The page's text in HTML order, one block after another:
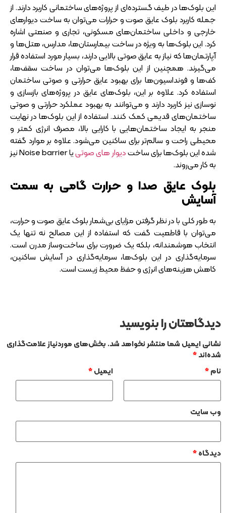
این بلوک‌ها در طیف گسترده‌ای از پروژه‌های ساختمانی کاربرد دارند. از
جمله کاربرد بلوک عایق صوت و حرارات می‌توان به ساخت دیوارهای
خارجی و داخلی ساختمان‌های مسکونی، تجاری و صنعتی اشاره
کرد. این بلوک‌ها به ویژه در ساخت بیمارستان‌ها، مدارس، هتل‌ها و
آپارتمان‌ها که نیاز به عایق صوتی بالایی دارند، بسیار مورد استفاده قرار
می‌گیرند. همچنین از این بلوک‌ها می‌توان در ساخت سقف‌ها،
کف‌ها و فونداسیون‌ها برای بهبود عایق حرارتی و صوتی ساختمان
استفاده کرد. علاوه بر این، بلوک‌های عایق در پروژه‌های بازسازی و
نوسازی نیز کاربرد دارند و می‌توانند به بهبود عملکرد حرارتی و صوتی
ساختمان‌های قدیمی کمک کنند. استفاده از این بلوک‌ها در نهایت
منجر به ایجاد ساختمان‌هایی با کارایی بالا، مصرف انرژی کمتر و
محیطی راحت و سالم‌تر برای ساکنین می‌شود. علاوه بر موارد گفته
شده این بلوک‌ها برای ساختدیوار های صوتی
یا Noise barrier نیز
به کار می‌روند.
بلوک عایق صدا و حرارت گامی به سمت
آسایش
به طور کلی با در نظر گرفتن مزایای بی‌شمار بلوک‌ عایق صوت و حرارت،
می‌توان با قاطعیت گفت که استفاده از این مصالح نه تنها یک
انتخاب هوشمندانه، بلکه یک ضرورت برای ساخت‌وساز مدرن است.
سرمایه‌گذاری در این بلوک‌ها، سرمایه‌گذاری در آسایش ساکنین،
کاهش هزینه‌های انرژی و حفظ محیط زیست است.
دیدگاهتان را بنویسید
نشانی ایمیل شما منتشر نخواهد شد.بخش‌های موردنیاز علامت‌گذاری
شده‌اند*
دیدگاه*
نام* ایمیل*
وب‌ سایت